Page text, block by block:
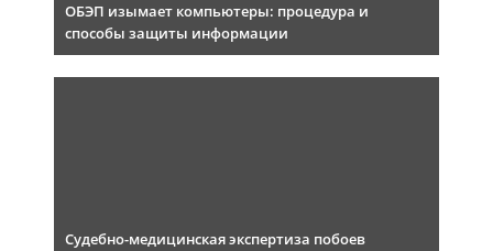
ОБЭП изымает компьютеры: процедура и
способы защиты информации
Судебно-медицинская экспертиза побоев